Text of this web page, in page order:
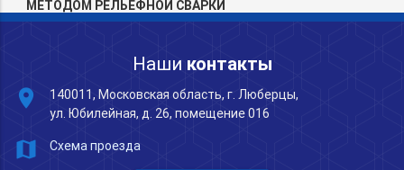
МЕТОДОМ РЕЛЬЕФНОЙ СВАРКИ
Наши контакты
place
140011, Московская область, г. Люберцы,
ул. Юбилейная, д. 26, помещение 016
map Схема проезда